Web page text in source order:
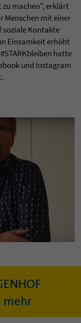
zu machen", erklärt
Menschen mit einer
soziale Kontakte
Einsamkeit erhöht
hatte
und Instagram
mehr